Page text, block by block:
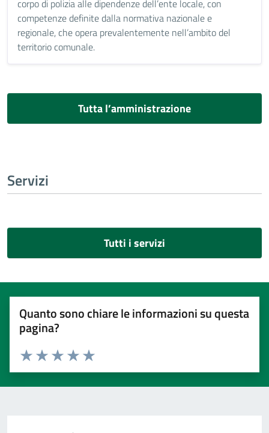
corpo di polizia alle dipendenze dell’ente locale, con
competenze definite dalla normativa nazionale e
regionale, che opera prevalentemente nell’ambito del
territorio comunale.
Tutta l’amministrazione
Servizi
Tutti i servizi
Quanto sono chiare le informazioni su questa
pagina?
Valuta 5 stelle su 5
Valuta 4 stelle su 5
Valuta 3 stelle su 5
Valuta 2 stelle su 5
Valuta 1 stelle su 5